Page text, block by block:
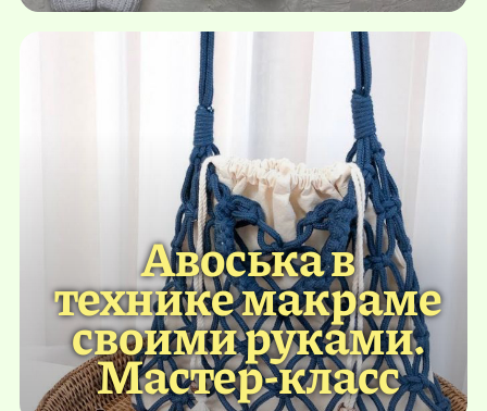
Авоська в
технике макраме
своими руками.
Мастер-класс